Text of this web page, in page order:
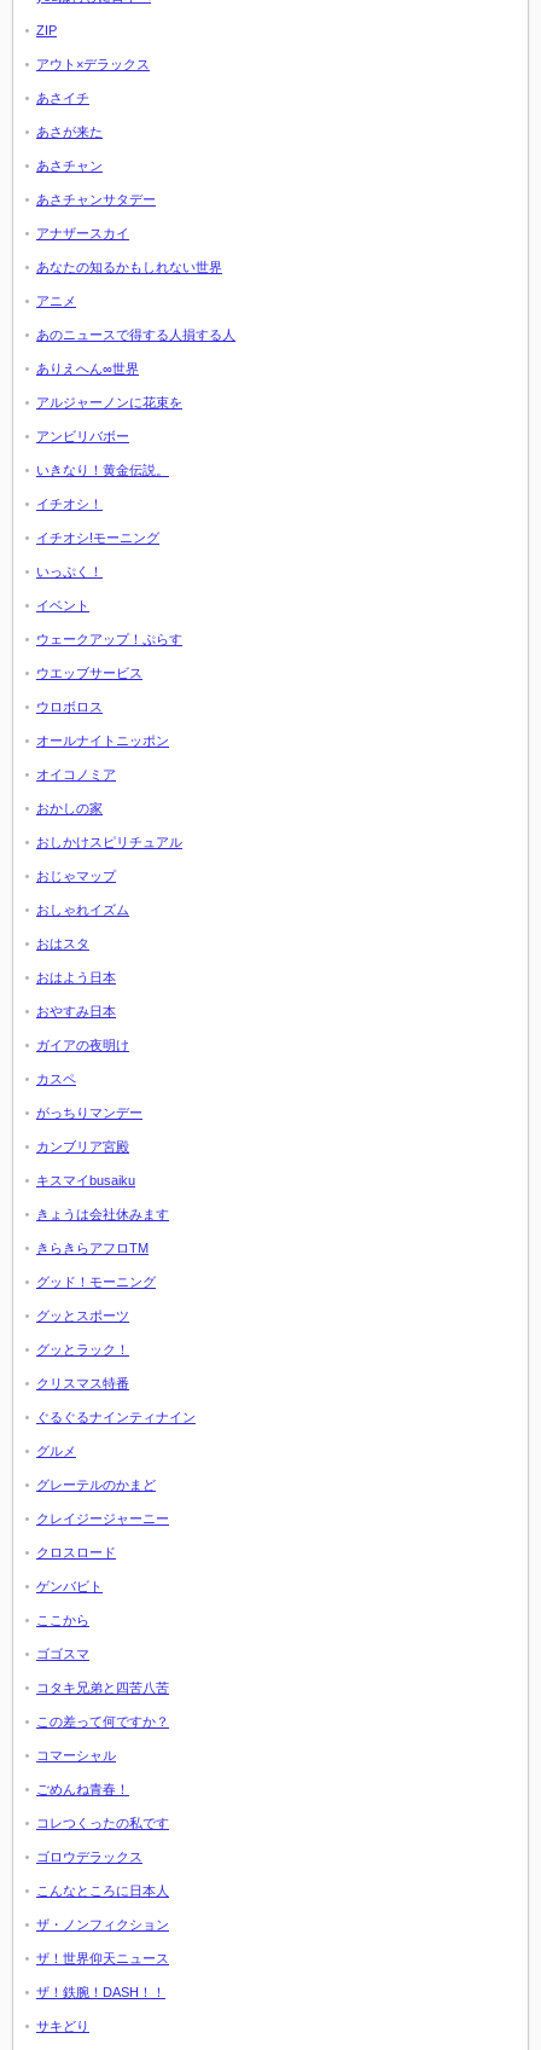
ZIP
アウト×デラックス
あさイチ
あさが来た
あさチャン
あさチャンサタデー
アナザースカイ
あなたの知るかもしれない世界
アニメ
あのニュースで得する人損する人
ありえへん∞世界
アルジャーノンに花束を
アンビリバボー
いきなり！黄金伝説。
イチオシ！
イチオシ!モーニング
いっぷく！
イベント
ウェークアップ！ぷらす
ウエッブサービス
ウロボロス
オールナイトニッポン
オイコノミア
おかしの家
おしかけスピリチュアル
おじゃマップ
おしゃれイズム
おはスタ
おはよう日本
おやすみ日本
ガイアの夜明け
カスペ
がっちりマンデー
カンブリア宮殿
キスマイbusaiku
きょうは会社休みます
きらきらアフロTM
グッド！モーニング
グッとスポーツ
グッとラック！
クリスマス特番
ぐるぐるナインティナイン
グルメ
グレーテルのかまど
クレイジージャーニー
クロスロード
ゲンバビト
ここから
ゴゴスマ
コタキ兄弟と四苦八苦
この差って何ですか？
コマーシャル
ごめんね青春！
コレつくったの私です
ゴロウデラックス
こんなところに日本人
ザ・ノンフィクション
ザ！世界仰天ニュース
ザ！鉄腕！DASH！！
サキどり